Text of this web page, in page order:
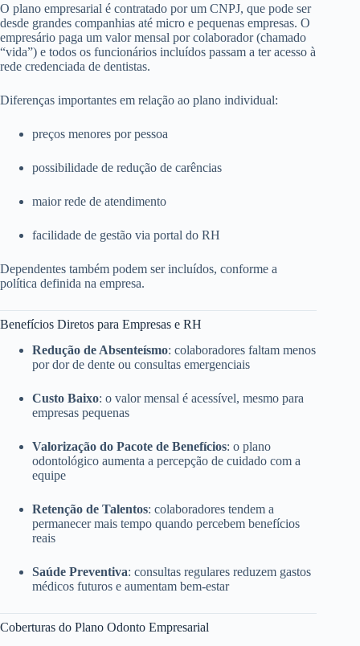
O plano empresarial é contratado por um CNPJ, que pode ser
desde grandes companhias até micro e pequenas empresas. O
empresário paga um valor mensal por colaborador (chamado
“vida”) e todos os funcionários incluídos passam a ter acesso à
rede credenciada de dentistas.
Diferenças importantes em relação ao plano individual:
preços menores por pessoa
possibilidade de redução de carências
maior rede de atendimento
facilidade de gestão via portal do RH
Dependentes também podem ser incluídos, conforme a
política definida na empresa.
Benefícios Diretos para Empresas e RH
Redução de Absenteísmo: colaboradores faltam menos
por dor de dente ou consultas emergenciais
Custo Baixo: o valor mensal é acessível, mesmo para
empresas pequenas
Valorização do Pacote de Benefícios: o plano
odontológico aumenta a percepção de cuidado com a
equipe
Retenção de Talentos: colaboradores tendem a
permanecer mais tempo quando percebem benefícios
reais
Saúde Preventiva: consultas regulares reduzem gastos
médicos futuros e aumentam bem-estar
Coberturas do Plano Odonto Empresarial